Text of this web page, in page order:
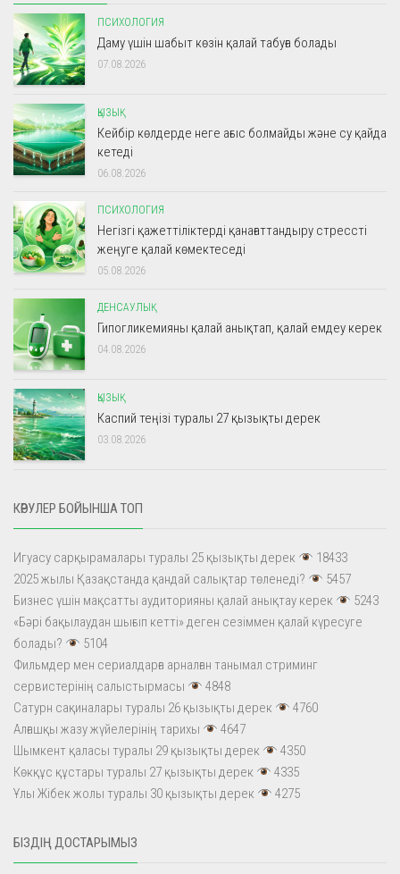
ПСИХОЛОГИЯ
Даму үшін шабыт көзін қалай табуға болады
07.08.2026
ҚЫЗЫҚ
Кейбір көлдерде неге ағыс болмайды және су қайда
кетеді
06.08.2026
ПСИХОЛОГИЯ
Негізгі қажеттіліктерді қанағаттандыру стрессті
жеңуге қалай көмектеседі
05.08.2026
ДЕНСАУЛЫҚ
Гипогликемияны қалай анықтап, қалай емдеу керек
04.08.2026
ҚЫЗЫҚ
Каспий теңізі туралы 27 қызықты дерек
03.08.2026
КӨРУЛЕР БОЙЫНША ТОП
Игуасу сарқырамалары туралы 25 қызықты дерек
18433
2025 жылы Қазақстанда қандай салықтар төленеді?
5457
Бизнес үшін мақсатты аудиторияны қалай анықтау керек
5243
«Бәрі бақылаудан шығып кетті» деген сезіммен қалай күресуге
болады?
5104
Фильмдер мен сериалдарға арналған танымал стриминг
сервистерінің салыстырмасы
4848
Сатурн сақиналары туралы 26 қызықты дерек
4760
Алғашқы жазу жүйелерінің тарихы
4647
Шымкент қаласы туралы 29 қызықты дерек
4350
Көкқұс құстары туралы 27 қызықты дерек
4335
Ұлы Жібек жолы туралы 30 қызықты дерек
4275
БІЗДІҢ ДОСТАРЫМЫЗ